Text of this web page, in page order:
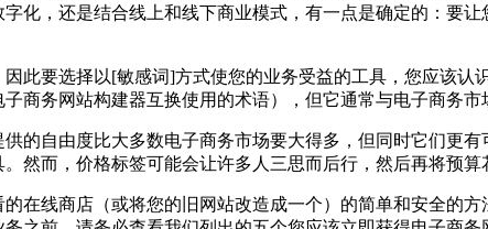
化，还是结合线上和线下商业模式，有一点是确定的：要
要选择以[敏感词]方式使您的业务受益的工具，您应该认
商务网站构建器互换使用的术语），但它通常与电子商务
自由度比大多数电子商务市场要大得多，但同时它们更
然而，价格标签可能会让许多人三思而后行，然后再将预算
线商店（或将您的旧网站改造成一个）的简单和安全的